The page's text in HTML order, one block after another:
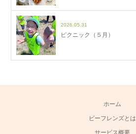
2026.05.31
ピクニック（５月）
ホーム
ビーフレンズとは